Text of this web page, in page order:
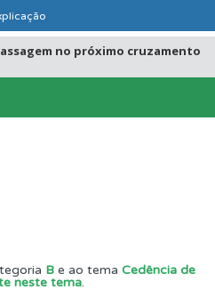
no próximo cruzamento
B e ao tema Cedência de
neste tema.